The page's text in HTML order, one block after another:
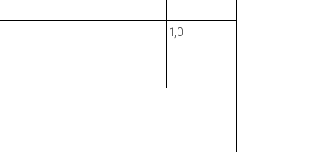
1,0